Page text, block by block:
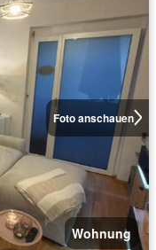
Foto anschauen
Wohnung